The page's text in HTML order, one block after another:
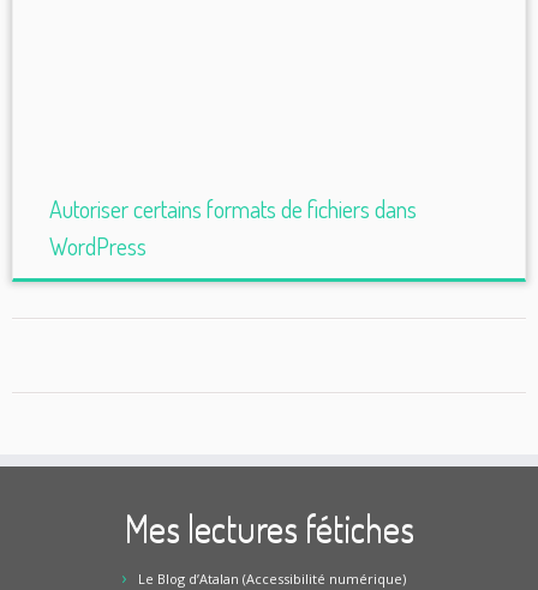
Autoriser certains formats de fichiers dans
WordPress
Mes lectures fétiches
Le Blog d’Atalan (Accessibilité numérique)